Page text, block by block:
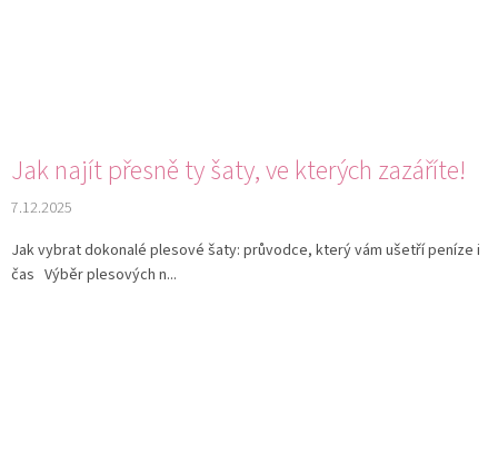
Jak najít přesně ty šaty, ve kterých zazáříte!
7.12.2025
Jak vybrat dokonalé plesové šaty: průvodce, který vám ušetří peníze i
čas Výběr plesových n...